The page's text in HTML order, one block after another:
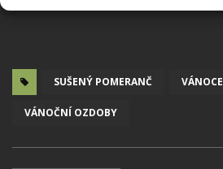
SUŠENÝ POMERANČ VÁNOCE
VÁNOČNÍ OZDOBY